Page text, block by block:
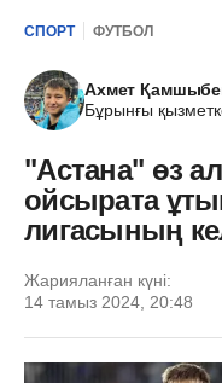
СПОРТ ФУТБОЛ
Ахмет
Бұрынғы
"Астана" өз
ойсырата
лигасының
Жарияланған күні:
14 тамыз 2024, 20:48